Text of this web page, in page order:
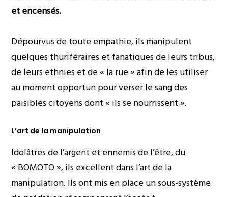
et encensés.
Dépourvus de toute empathie, ils manipulent
quelques thuriféraires et fanatiques de leurs tribus,
de leurs ethnies et de « la rue » afin de les utiliser
au moment opportun pour verser le sang des
paisibles citoyens dont « ils se nourrissent ».
L’art de la manipulation
Idolâtres de l’argent et ennemis de l’être, du
« BOMOTO », ils excellent dans l’art de la
manipulation. Ils ont mis en place un sous-système